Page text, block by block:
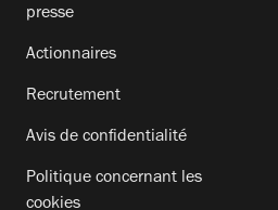
presse
Actionnaires
Recrutement
Avis de confidentialité
Politique concernant les
cookies